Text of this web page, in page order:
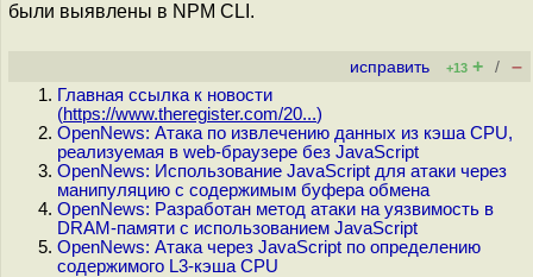
были выявлены в NPM CLI.
исправить +13 + / –
Главная ссылка к новости
(https://www.theregister.com/20...)
OpenNews: Атака по извлечению данных из кэша CPU,
реализуемая в web-браузере без JavaScript
OpenNews: Использование JavaScript для атаки через
манипуляцию с содержимым буфера обмена
OpenNews: Разработан метод атаки на уязвимость в
DRAM-памяти с использованием JavaScript
OpenNews: Атака через JavaScript по определению
содержимого L3-кэша CPU